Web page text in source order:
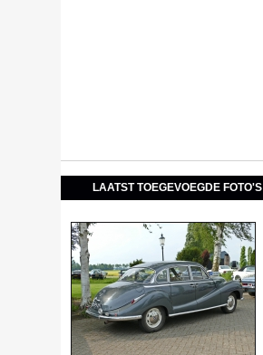
LAATST TOEGEVOEGDE FOTO'S